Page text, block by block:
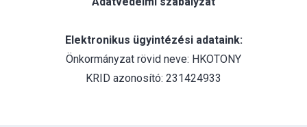
Elektronikus ügyintézési adataink:
Önkormányzat rövid neve: HKOTONY
KRID azonosító: 231424933